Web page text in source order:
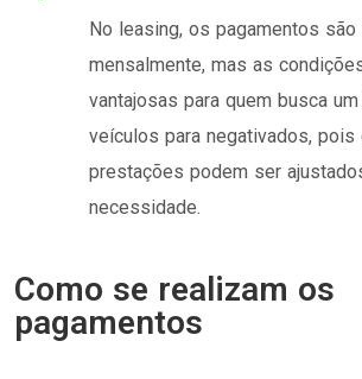
No leasing, os pagamentos
mensalmente, mas as
vantajosas para quem busca
veículos para negativados,
prestações podem ser
necessidade.
Como se realizam os
pagamentos